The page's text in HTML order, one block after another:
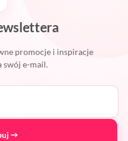
promocje i inspiracje
swój e-mail.